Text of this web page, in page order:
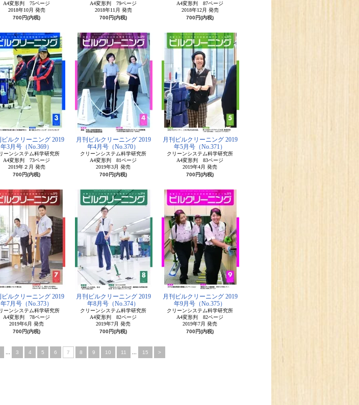
A4変形判 75ページ
2018年10月 発売
700円(内税)
A4変形判 79ページ
2018年11月 発売
700円(内税)
A4変形判 87ページ
2018年12月 発売
700円(内税)
ビルクリーニング 2019
年3月号（No.369）
ーンシステム科学研究所
A4変形判 73ページ
2019年２月 発売
700円(内税)
月刊ビルクリーニング 2019
年4月号（No.370）
クリーンシステム科学研究所
A4変形判 81ページ
2019年3月 発売
700円(内税)
月刊ビルクリーニング 2019
年5月号（No.371）
クリーンシステム科学研究所
A4変形判 83ページ
2019年4月 発売
700円(内税)
ビルクリーニング 2019
年7月号（No.373）
ーンシステム科学研究所
A4変形判 78ページ
2019年6月 発売
700円(内税)
月刊ビルクリーニング 2019
年8月号（No.374）
クリーンシステム科学研究所
A4変形判 82ページ
2019年7月 発売
700円(内税)
月刊ビルクリーニング 2019
年9月号（No.375）
クリーンシステム科学研究所
A4変形判 82ページ
2019年7月 発売
700円(内税)
3 4 5 6 7 8 9 10 11 15 >